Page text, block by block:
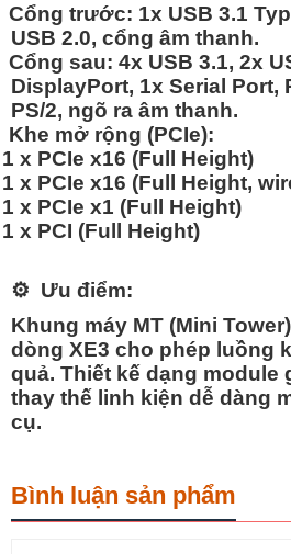
Cổng trước: 1x USB 3.1
USB 2.0, cổng âm thanh.
Cổng sau: 4x USB 3.1, 2x
DisplayPort, 1x Serial Port,
PS/2, ngõ ra âm thanh.
Khe mở rộng (PCIe):
1 x PCIe x16 (Full Height)
1 x PCIe x16 (Full Height,
1 x PCIe x1 (Full Height)
1 x PCI (Full Height)
⚙️ Ưu điểm:
Khung máy MT (Mini
dòng XE3 cho phép luồng
quả. Thiết kế dạng module
thay thế linh kiện dễ dàng
cụ.
Bình luận sản phẩm